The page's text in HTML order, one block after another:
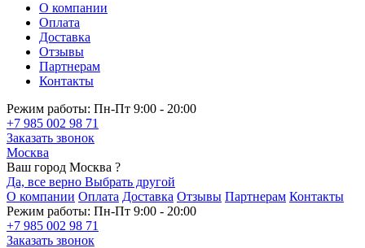
О компании
Оплата
Доставка
Отзывы
Партнерам
Контакты
Режим работы: Пн-Пт 9:00 - 20:00
+7 985 002 98 71
Заказать звонок
Москва
Ваш город Москва ?
Да, все верно Выбрать другой
О компании Оплата Доставка Отзывы Партнерам Контакты
Режим работы: Пн-Пт 9:00 - 20:00
+7 985 002 98 71
Заказать звонок